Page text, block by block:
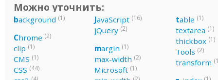
Можно уточнить:
background (1)
Chrome (2)
clip (1)
CMS (1)
CSS (44)
JavaScript (16)
jQuery (2)
margin (1)
max-width (2)
Microsoft (1)
table (1)
textarea (1)
thickbox (1)
Tools (2)
transform